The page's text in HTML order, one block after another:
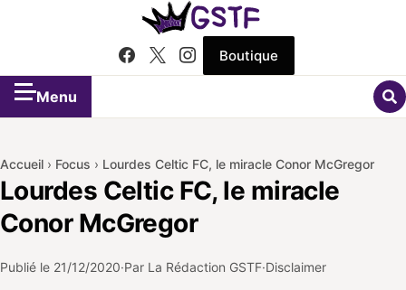
Boutique
Menu
Accueil › Focus › Lourdes Celtic FC, le miracle Conor McGregor
Lourdes Celtic FC, le miracle
Conor McGregor
Publié le 21/12/2020 Par La Rédaction GSTF Disclaimer